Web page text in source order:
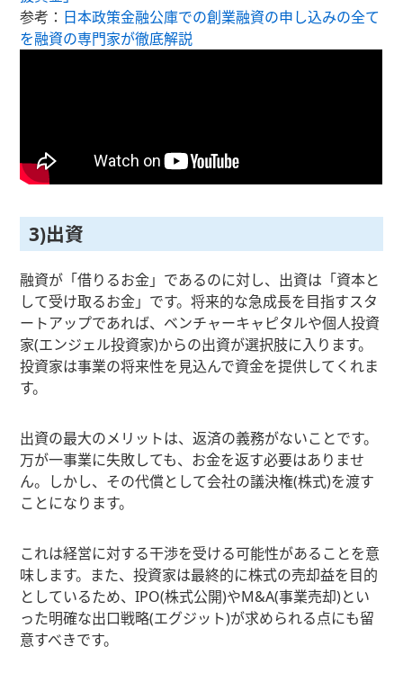
参考： 日本政策金融公庫での創業融資の申し込みの全て
を融資の専門家が徹底解説
3)出資
融資が「借りるお金」であるのに対し、出資は「資本と
して受け取るお金」です。将来的な急成長を目指すスタ
ートアップであれば、ベンチャーキャピタルや個人投資
家(エンジェル投資家)からの出資が選択肢に入ります。
投資家は事業の将来性を見込んで資金を提供してくれま
す。
出資の最大のメリットは、返済の義務がないことです。
万が一事業に失敗しても、お金を返す必要はありませ
ん。しかし、その代償として会社の議決権(株式)を渡す
ことになります。
これは経営に対する干渉を受ける可能性があることを意
味します。また、投資家は最終的に株式の売却益を目的
としているため、IPO(株式公開)やM&A(事業売却)とい
った明確な出口戦略(エグジット)が求められる点にも留
意すべきです。